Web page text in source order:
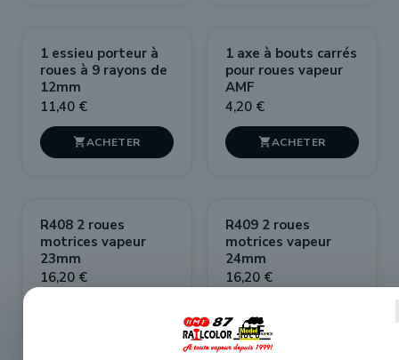
1 essieu porteur à
roues à 9 rayons de
12mm
11,40 €

1 axe à bouts carrés
pour roues vapeur
AMF
4,20 €

R408 2 roues
motrices vapeur
23mm
16,20 €
R409 2 roues
motrices vapeur
24mm
16,20 €